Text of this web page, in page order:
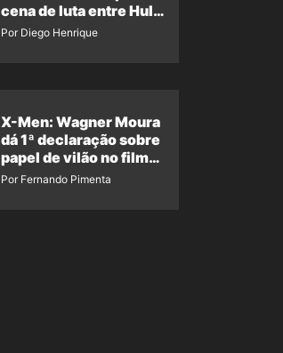
cena de luta entre Hulk
e o Coisa
Por Diego Henrique
X-Men: Wagner Moura
dá 1ª declaração sobre
papel de vilão no filme
da Marvel
Por Fernando Pimenta